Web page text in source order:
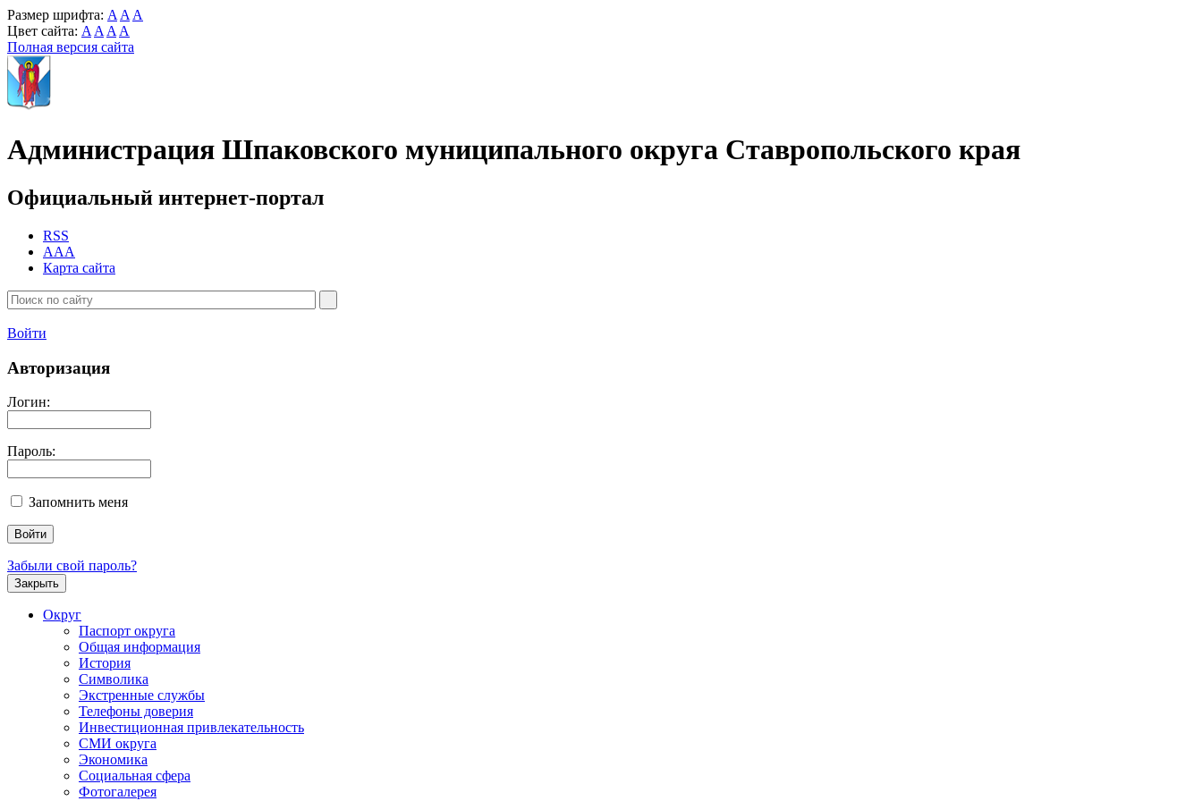
Размер шрифта: A A A
Цвет сайта: A A A A
Полная версия сайта
Администрация Шпаковского муниципального округа Ставропольского края
Официальный интернет-портал
RSS
AAA
Карта сайта
Войти
Авторизация
Логин:
Пароль:
Запомнить меня
Забыли свой пароль?
Закрыть
Округ
Паспорт округа
Общая информация
История
Символика
Экстренные службы
Телефоны доверия
Инвестиционная привлекательность
СМИ округа
Экономика
Социальная сфера
Фотогалерея